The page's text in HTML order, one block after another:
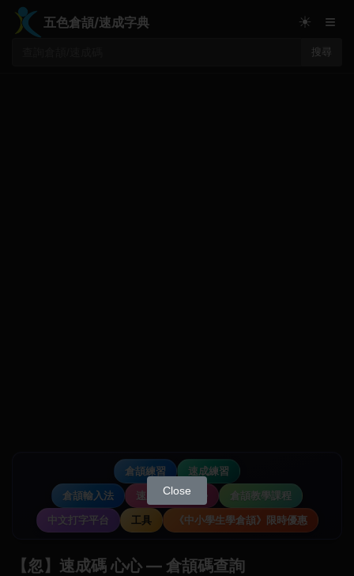
五色倉頡/速成字典
搜尋
☀ ≡
倉頡練習
速成練習
倉頡輸入法
速成輸入法教學
倉頡教學課程
中文打字平台
工具 《中小學生學倉頡》限時優惠
【忽】速成碼 心心 — 倉頡碼查詢
Close